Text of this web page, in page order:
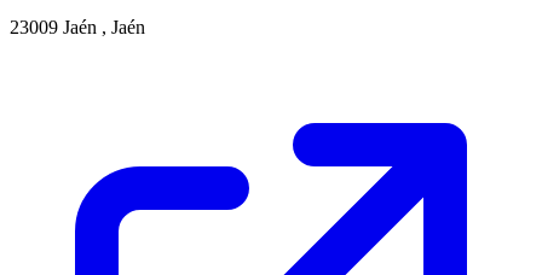
23009 Jaén , Jaén